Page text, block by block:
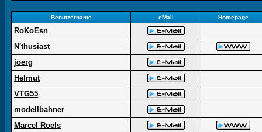
Benutzername eMail Homepage
RoKoEsn
N'thusiast
joerg
Helmut
VTG55
modellbahner
Marcel Roels